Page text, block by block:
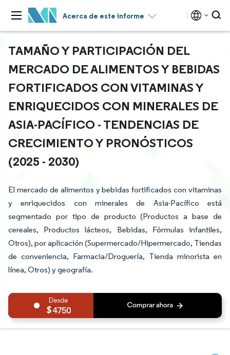
Acerca de este informe
TAMAÑO Y PARTICIPACIÓN DEL
MERCADO DE ALIMENTOS Y BEBIDAS
FORTIFICADOS CON VITAMINAS Y
ENRIQUECIDOS CON MINERALES DE
ASIA-PACÍFICO - TENDENCIAS DE
CRECIMIENTO Y PRONÓSTICOS
(2025 - 2030)
El mercado de alimentos y bebidas fortificados con vitaminas
y enriquecidos con minerales de Asia-Pacífico está
segmentado por tipo de producto (Productos a base de
cereales, Productos lácteos, Bebidas, Fórmulas infantiles,
Otros), por aplicación (Supermercado/Hipermercado, Tiendas
de conveniencia, Farmacia/Droguería, Tienda minorista en
línea, Otros) y geografía.
4750